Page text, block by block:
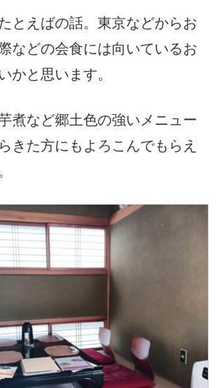
とえばの話。東京などからお
などの会食には向いているお
かと思います。
煮など郷土色の強いメニュー
きた方にもよろこんでもらえ